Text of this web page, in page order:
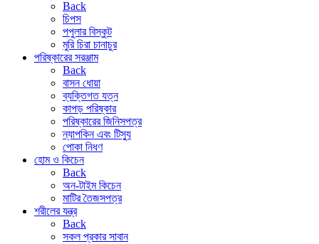
Back
চিপস
পপুলার বিস্কুট
মুরি চিরা চানাচুর
পরিষ্কারের সরঞ্জাম
Back
বাসন ধোয়া
ব্যক্তিগত যত্ন
কাপড় পরিষ্কার
পরিষ্কারের জিনিসপত্র
ন্যাপকিন এবং টিস্যু
পোকা নিধণ
হোম ও কিচেন
Back
অন-টাইম কিচেন
মাটির তৈজসপত্র
শরীলের যন্ত্র
Back
সকল প্রকার সাবান